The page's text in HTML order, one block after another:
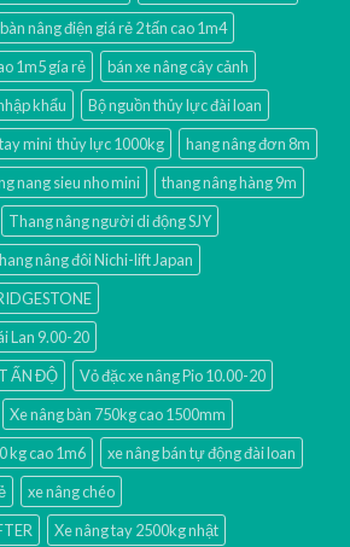
bàn nâng điện giá rẻ 2 tấn cao 1m4
1m5 gía rẻ
bán xe nâng cây cảnh
khẩu
Bộ nguồn thủy lực đài loan
mini thủy lực 1000kg
hang nâng đơn 8m
nang sieu nho mini
thang nâng hàng 9m
Thang nâng người di động SJY
nâng đôi Nichi-lift Japan
Lan 9.00-20
ẤN ĐỘ
Vỏ đặc xe nâng Pio 10.00-20
Xe nâng bàn 750kg cao 1500mm
kg cao 1m6
xe nâng bán tự động đài loan
xe nâng chéo
Xe nâng tay 2500kg nhật